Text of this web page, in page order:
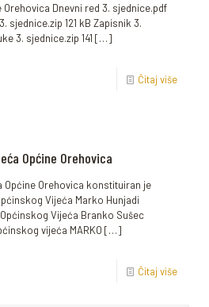
Dnevni red 3. sjednice.pdf
sjednice.zip 121 kB Zapisnik 3.
3. sjednice.zip 141 […]
Čitaj više
Općine Orehovica
Općine Orehovica konstituiran je
Vijeća Marko Hunjadi
Vijeća Branko Sušec
vijeća MARKO […]
Čitaj više